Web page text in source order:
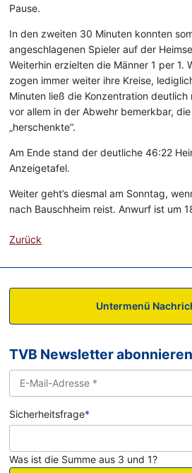
Pause.
In den zweiten 30 Minuten konnten
angeschlagenen Spieler auf der
Weiterhin erzielten die Männer 1 per 1.
zogen immer weiter ihre Kreise,
Minuten ließ die Konzentration deutlich
vor allem in der Abwehr bemerkbar,
„herschenkte“.
Am Ende stand der deutliche 46:22
Anzeigetafel.
Weiter geht’s diesmal am Sonntag,
nach Bauschheim reist. Anwurf ist um
Zurück
Untermenü
TVB Newsletter abonnieren
Sicherheitsfrage*
Was ist die Summe aus 3 und 1?